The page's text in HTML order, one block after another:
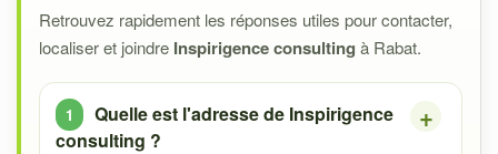
Retrouvez rapidement les réponses utiles pour contacter,
localiser et joindre Inspirigence consulting à Rabat.
Quelle est l'adresse de Inspirigence
consulting ?